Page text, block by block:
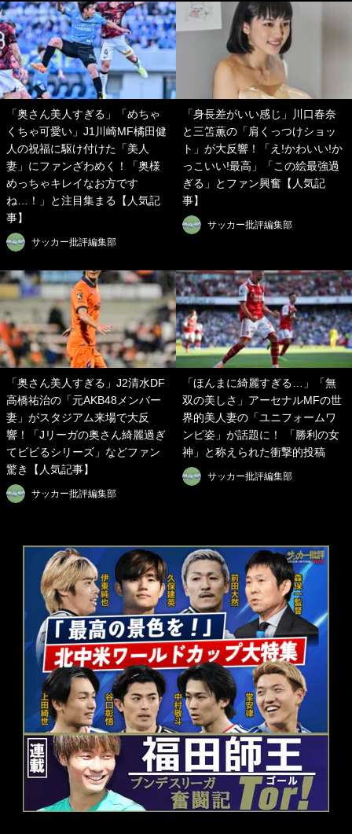
「奥さん美人すぎる」「めちゃ
くちゃ可愛い」J1川崎MF橘田健
人の祝福に駆け付けた「美人
妻」にファンざわめく！「奥様
めっちゃキレイなお方です
ね…！」と注目集まる【人気記
事】
サッカー批評編集部
「身長差がいい感じ」川口春奈
と三笘薫の「肩くっつけショッ
ト」が大反響！「え!かわいい!か
っこいい!最高」「この絵最強過
ぎる」とファン興奮【人気記
事】
サッカー批評編集部
「奥さん美人すぎる」J2清水DF
高橋祐治の「元AKB48メンバー
妻」がスタジアム来場で大反
響！「Jリーガの奥さん綺麗過ぎ
てビビるシリーズ」などファン
驚き【人気記事】
サッカー批評編集部
「ほんまに綺麗すぎる…」「無
双の美しさ」アーセナルMFの世
界的美人妻の「ユニフォームワ
ンピ姿」が話題に！ 「勝利の女
神」と称えられた衝撃的投稿
サッカー批評編集部